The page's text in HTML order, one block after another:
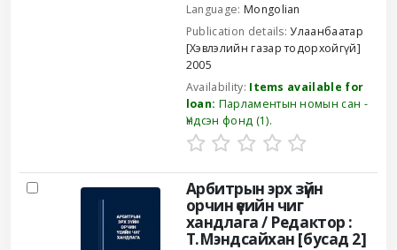
Language: Mongolian
Publication details:Улаанбаатар
[Хэвлэлийн газар тодорхойгүй]
2005
Availability: Items available for
loan: Парламентын номын сан -
Үндсэн фонд (1).
Арбитрын эрх зүйн
орчин үеийн чиг
хандлага / Редактор :
Т.Мэндсайхан [бусад 2]